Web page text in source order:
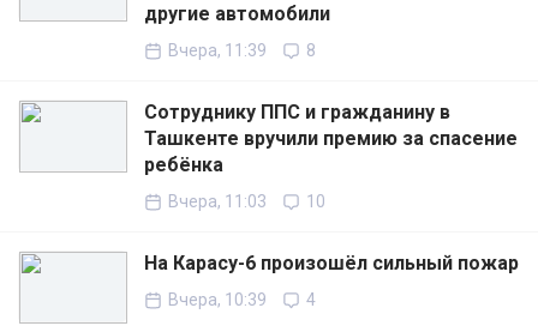
другие автомобили
Вчера, 11:39 8
Сотруднику ППС и гражданину в
Ташкенте вручили премию за спасение
ребёнка
Вчера, 11:03 10
На Карасу-6 произошёл сильный пожар
Вчера, 10:39 4